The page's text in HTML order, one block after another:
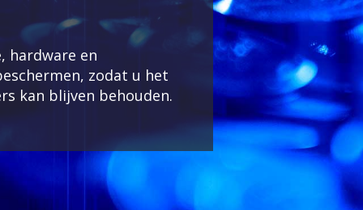
hardware en
zodat u het
kan blijven behouden.